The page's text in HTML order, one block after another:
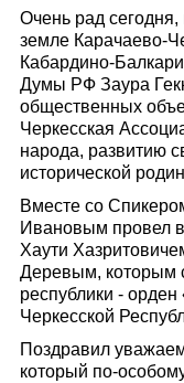
Очень рад сегодня,
земле Карачаево-
Кабардино-
Думы РФ Заура
общественных
Черкесская
народа, развитию
исторической
Вместе со
Ивановым провел
Хаути
Деревым, которым
республики -
Черкесской
Поздравил
который по-